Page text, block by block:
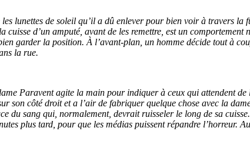
lunettes de soleil qu’il a dû enlever pour bien voir à travers la
cuisse d’un amputé, avant de les remettre, est un
garder la position. À l’avant-plan, un homme décide tout à
la rue.
Paravent agite la main pour indiquer à ceux qui attendent de
son côté droit et a l’air de fabriquer quelque chose avec la
du sang qui, normalement, devrait ruisseler le long de sa
plus tard, pour que les médias puissent répandre l’horreur.